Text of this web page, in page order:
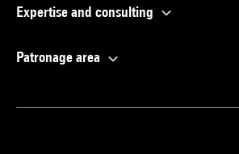
Expertise and consulting
Patronage area